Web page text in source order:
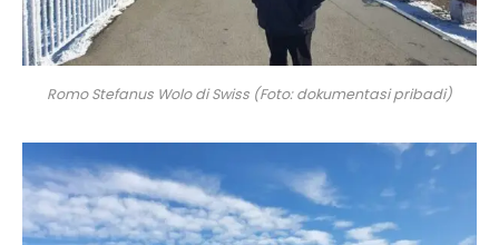
Romo Stefanus Wolo di Swiss (Foto: dokumentasi pribadi)